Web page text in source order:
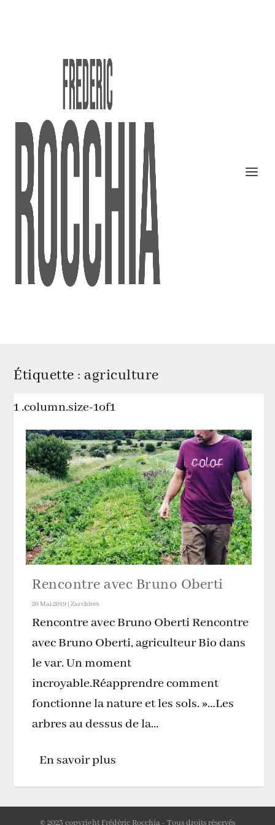
Étiquette : agriculture
Rencontre avec Bruno Oberti
20 Mai 2019 |Zarchives
Rencontre avec Bruno Oberti Rencontre
avec Bruno Oberti, agriculteur Bio dans
le var. Un moment
incroyable.Réapprendre comment
fonctionne la nature et les sols. »…Les
arbres au dessus de la...
En savoir plus